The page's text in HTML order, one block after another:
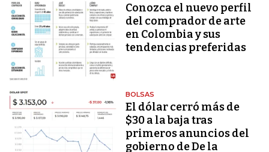
Conozca el nuevo perfil
del comprador de arte
en Colombia y sus
tendencias preferidas
BOLSAS
El dólar cerró más de
$30 a la baja tras
primeros anuncios del
gobierno de De la